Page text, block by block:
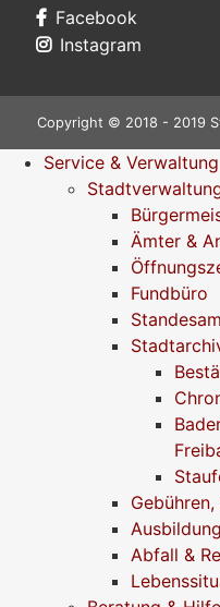
Facebook
Instagram
Copyright © 2018 - 2019
Service & Verwaltung
Ämter &
Fundbüro
Abfall &